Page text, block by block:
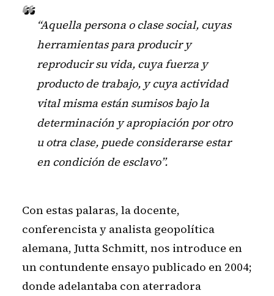
“Aquella persona o clase social, cuyas
herramientas para producir y
reproducir su vida, cuya fuerza y
producto de trabajo, y cuya actividad
vital misma están sumisos bajo la
determinación y apropiación por otro
u otra clase, puede considerarse estar
en condición de esclavo”.
Con estas palaras, la docente,
conferencista y analista geopolítica
alemana, Jutta Schmitt, nos introduce en
un contundente ensayo publicado en 2004;
donde adelantaba con aterradora